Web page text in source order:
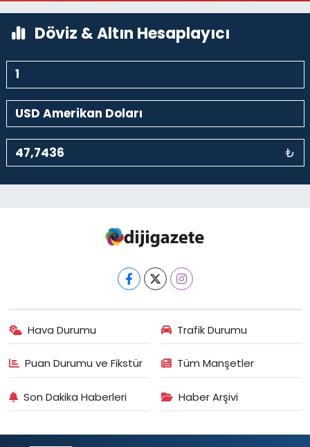
Döviz & Altın Hesaplayıcı
₺
Hava Durumu Trafik Durumu
Puan Durumu ve Fikstür Tüm Manşetler
Son Dakika Haberleri Haber Arşivi